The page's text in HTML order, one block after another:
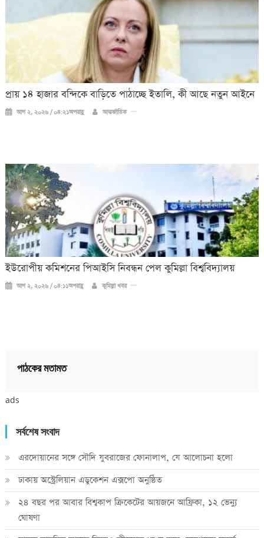
প্রায় ১৪ হাজার বন্দিকে বাড়িতে পাঠাচ্ছে ইতালি, কী আছে নতুন আইনে
আগ ২, ২০২৬ / ০৪:২১অপরাহ্ণ আন্তর্জাতিক
ইউরোপীয় কমিশনের পিআইসি নিবন্ধন পেল কুমিল্লা বিশ্ববিদ্যালয়
আগ ২, ২০২৬ / ০৪:১১অপরাহ্ণ কুমিল্লা খবর
পাঠকের মতামত
ads
সর্বশেষ সংবাদ
এরদোয়ানের সঙ্গে সৌদি যুবরাজের ফোনালাপ, যে আলোচনা হলো
ঢাকায় অস্ট্রেলিয়ান এডুকেশন এক্সপো অনুষ্ঠিত
২৪ বছর পর আবার বিশ্বকাপ ক্রিকে‌টের আয়জনে আফ্রিকা, ১২ ভেন্যু
ঘোষণা